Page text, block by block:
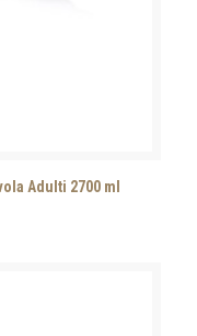
Adulti 2700 ml